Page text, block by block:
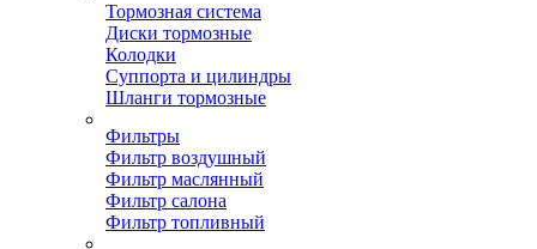
Тормозная система
Диски тормозные
Колодки
Суппорта и цилиндры
Шланги тормозные
Фильтры
Фильтр воздушный
Фильтр маслянный
Фильтр салона
Фильтр топливный